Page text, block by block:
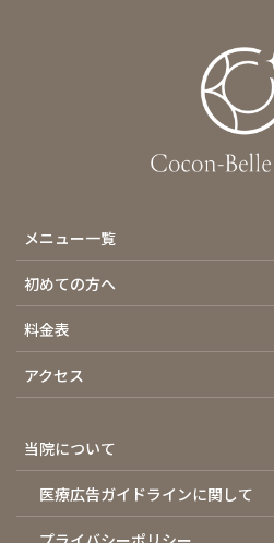
メニュー一覧
初めての方へ
料金表
アクセス
当院について
医療広告ガイドラインに関して